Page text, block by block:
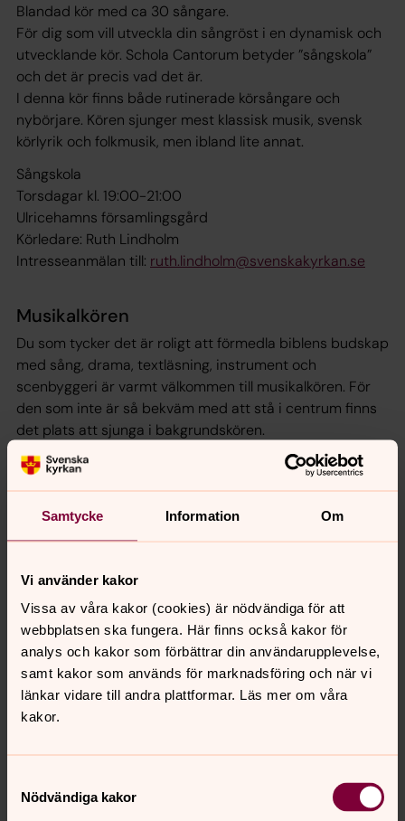
Samtycke Information Om
Vi använder kakor
Vissa av våra kakor (cookies) är nödvändiga för att
webbplatsen ska fungera. Här finns också kakor för
analys och kakor som förbättrar din användarupplevelse,
samt kakor som används för marknadsföring och när vi
länkar vidare till andra plattformar. Läs mer om våra
kakor.
Nödvändiga kakor
Blandad kör med ca 30 sångare.
För dig som vill utveckla din sångröst i en dynamisk och
utvecklande kör. Schola Cantorum betyder ”sångskola”
och det är precis vad det är.
I denna kör finns både rutinerade körsångare och
nybörjare. Kören sjunger mest klassisk musik, svensk
körlyrik och folkmusik, men ibland lite annat.
Sångskola
Torsdagar kl. 19:00-21:00
Ulricehamns församlingsgård
Körledare: Ruth Lindholm
Intresseanmälan till: ruth.lindholm@svenskakyrkan.se
Musikalkören
Du som tycker det är roligt att förmedla biblens budskap
med sång, drama, textläsning, instrument och
scenbyggeri är varmt välkommen till musikalkören. För
den som inte är så bekväm med att stå i centrum finns
det plats att sjunga i bakgrundskören.
Se mer här
I denna kör lär vi oss allt utantill inför framträdande.
När:Jämnaveckor tisdagar 19:00 församlingsgården i
Ulricehamn.Ojämnaveckor torsdagar 19:00 i Gällstad
och Södra Säms kyrka
församlingsgården i Ulricehamn
Körledare: Mikael Ryde, 0321-17 178
mikael.ryde@svenskakyrkan.se